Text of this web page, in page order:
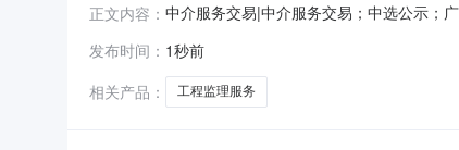
正文内容： 中介服务交易|中介服务交易；中选公示；
工程采购工程监理服务项目业主名称：惠
￥1,600元金额说明：服务金额最高
发布时间： 1秒前
相关产品：
工程监理服务